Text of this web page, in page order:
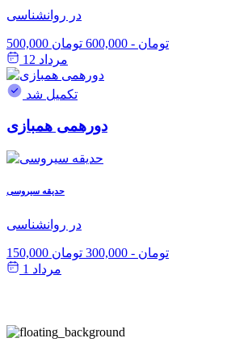
در روانشناسی
500,000 تومان - 600,000 تومان
مرداد 12
تکمیل شد
دورهمی همبازی
حدیقه سیروسی
در روانشناسی
150,000 تومان - 300,000 تومان
مرداد 1